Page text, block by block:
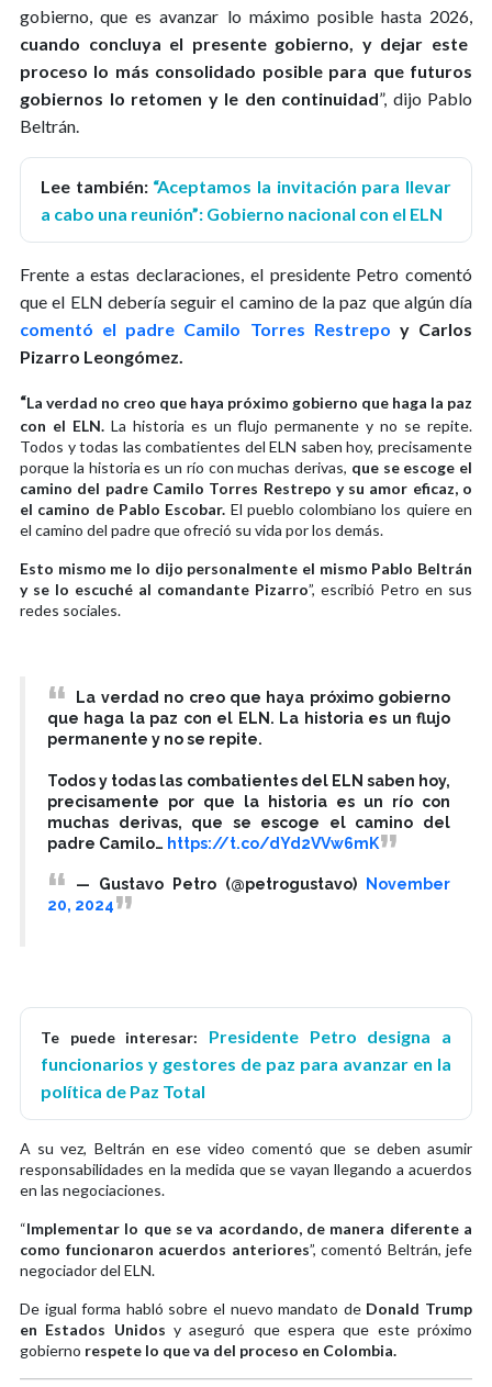
gobierno, que es avanzar lo máximo posible hasta 2026,
cuando concluya el presente gobierno, y dejar este
proceso lo más consolidado posible para que futuros
gobiernos lo retomen y le den continuidad”, dijo Pablo
Beltrán.
Lee también: “Aceptamos la invitación para llevar
a cabo una reunión”: Gobierno nacional con el ELN
Frente a estas declaraciones, el presidente Petro comentó
que el ELN debería seguir el camino de la paz que algún día
comentó el padre Camilo Torres Restrepo y Carlos
Pizarro Leongómez.
“La verdad no creo que haya próximo gobierno que haga la paz
con el ELN. La historia es un flujo permanente y no se repite.
Todos y todas las combatientes del ELN saben hoy, precisamente
porque la historia es un río con muchas derivas, que se escoge el
camino del padre Camilo Torres Restrepo y su amor eficaz, o
el camino de Pablo Escobar. El pueblo colombiano los quiere en
el camino del padre que ofreció su vida por los demás.
Esto mismo me lo dijo personalmente el mismo Pablo Beltrán
y se lo escuché al comandante Pizarro”, escribió Petro en sus
redes sociales.
La verdad no creo que haya próximo gobierno
que haga la paz con el ELN. La historia es un flujo
permanente y no se repite.
Todos y todas las combatientes del ELN saben hoy,
precisamente por que la historia es un río con
muchas derivas, que se escoge el camino del
padre Camilo… https://t.co/dYd2VVw6mK
— Gustavo Petro (@petrogustavo)
November
20, 2024
Te puede interesar: Presidente Petro designa a
funcionarios y gestores de paz para avanzar en la
política de Paz Total
A su vez, Beltrán en ese video comentó que se deben asumir
responsabilidades en la medida que se vayan llegando a acuerdos
en las negociaciones.
“Implementar lo que se va acordando, de manera diferente a
como funcionaron acuerdos anteriores”, comentó Beltrán, jefe
negociador del ELN.
De igual forma habló sobre el nuevo mandato de Donald Trump
en Estados Unidos y aseguró que espera que este próximo
gobierno respete lo que va del proceso en Colombia.